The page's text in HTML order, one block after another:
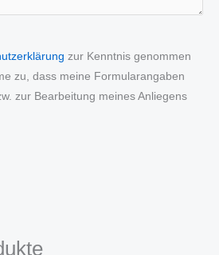
zur Kenntnis genommen
zu, dass meine Formularangaben
zur Bearbeitung meines Anliegens